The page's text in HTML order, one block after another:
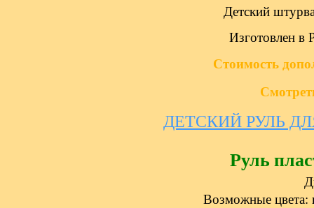
Детский
Изготовлен в
Стоимость
ДЕТСКИЙ РУЛЬ
Руль
Возможные цвета: